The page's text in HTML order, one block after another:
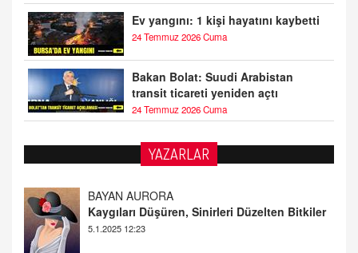
Ev yangını: 1 kişi hayatını kaybetti
24 Temmuz 2026 Cuma
Bakan Bolat: Suudi Arabistan
transit ticareti yeniden açtı
24 Temmuz 2026 Cuma
YAZARLAR
DOKTOR CİVANIM
Mastürbasyon ve Tatmin: Bir Keşif Yolculuğu
13.11.2024 22:51